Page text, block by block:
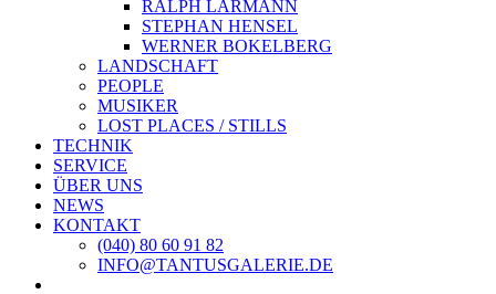
RALPH LARMANN
STEPHAN HENSEL
WERNER BOKELBERG
LANDSCHAFT
PEOPLE
MUSIKER
LOST PLACES / STILLS
TECHNIK
SERVICE
ÜBER UNS
NEWS
KONTAKT
(040) 80 60 91 82
INFO@TANTUSGALERIE.DE